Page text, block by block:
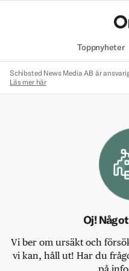
Toppnyheter
Schibsted News Media AB är
Läs mer här
Oj!
Vi ber om ursäkt och
vi kan, håll ut! Har du